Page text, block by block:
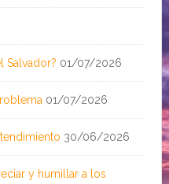
Salvador? 01/07/2026
01/07/2026
30/06/2026
y humillar a los